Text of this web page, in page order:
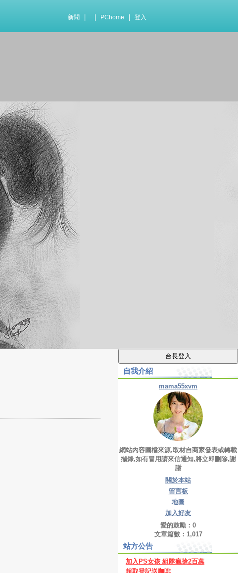
新聞 PChome 登入
自我介紹
mama55xvm
網站內容圖檔來源,取材自商家發表或轉載
擷錄,如有冒用請來信通知,將立即刪除,謝
謝
關於本站
留言板
地圖
加入好友
愛的鼓勵：0
文章篇數： 1,017
站方公告
加入PS女孩 組隊瘋搶2百萬
超取登記送咖啡